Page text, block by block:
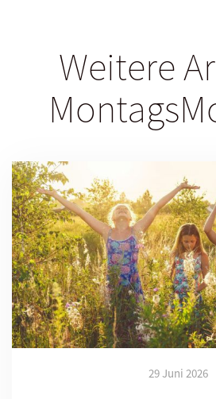
Weitere
29 Juni 2026